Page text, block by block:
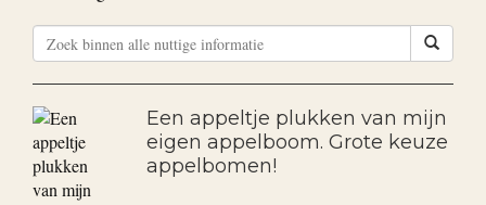
Een appeltje plukken van mijn
eigen appelboom. Grote keuze
appelbomen!